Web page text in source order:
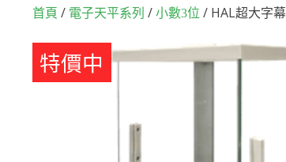
首頁 / 電子天平系列 / 小數3位 / HAL超大字
特價中